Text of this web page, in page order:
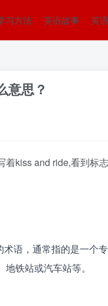
习方法 英语故事 英
意思？
kiss and ride,看到标
语，通常指的是一个
铁站或汽车站等。